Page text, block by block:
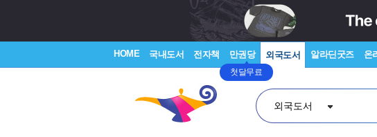
HOME 국내도서 전자책 만권당
첫달무료
외국도서 알라딘굿즈 온
외국도서